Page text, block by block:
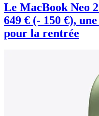
Le MacBook Neo
649 € (- 150 €),
pour la rentrée